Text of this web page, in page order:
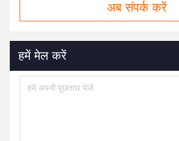
अब संपर्क करें
हमें मेल करें